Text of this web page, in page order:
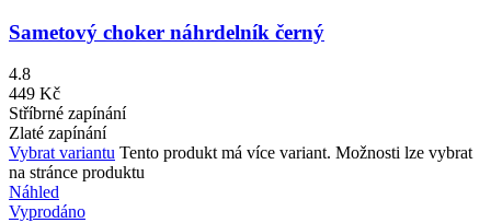
Sametový choker náhrdelník černý
4.8
449 Kč
Stříbrné zapínání
Zlaté zapínání
Vybrat variantu Tento produkt má více variant. Možnosti lze vybrat
na stránce produktu
Náhled
Vyprodáno